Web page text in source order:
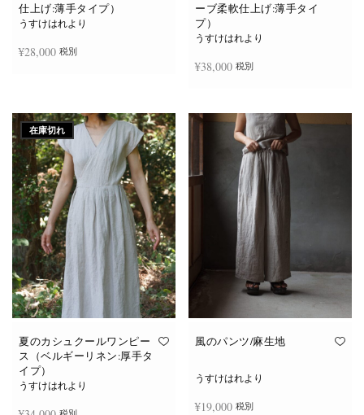
ョ
ら
選
択
で
き
ま
す
ョ
ら
選
択
で
き
ま
す
仕上げ:薄手タイプ）
うすけはれより
¥28,000 税別
ーブ柔軟仕上げ:薄手タイ
プ）
うすけはれより
¥38,000 税別
在庫切れ
夏のカシュクールワンピー
ス（ベルギーリネン:厚手タ
イプ）
うすけはれより
風のパンツ/麻生地
うすけはれより
¥19,000 税別